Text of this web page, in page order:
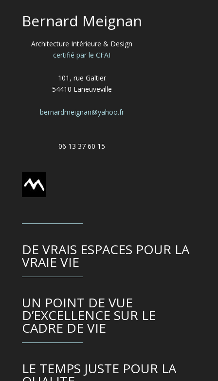
Bernard Meignan
Architecture Intérieure & Design
certifié par le CFAI
101, rue Galtier
54410 Laneuveville
bernardmeignan@yahoo.fr
06 13 37 60 15
DE VRAIS ESPACES POUR LA
VRAIE VIE
UN POINT DE VUE
D’EXCELLENCE SUR LE
CADRE DE VIE
LE TEMPS JUSTE POUR LA